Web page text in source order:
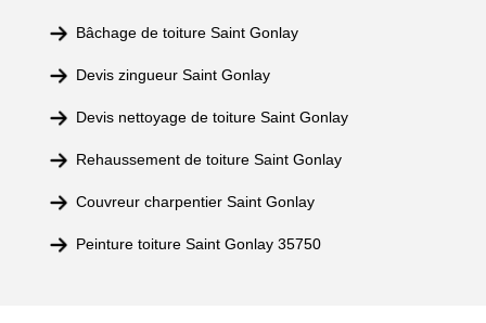
Bâchage de toiture Saint Gonlay
Devis zingueur Saint Gonlay
Devis nettoyage de toiture Saint Gonlay
Rehaussement de toiture Saint Gonlay
Couvreur charpentier Saint Gonlay
Peinture toiture Saint Gonlay 35750